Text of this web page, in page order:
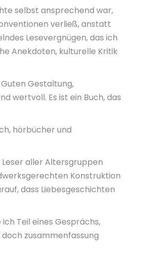
selbst ansprechend war,
verließ, anstatt
Lesevergnügen, das ich
Anekdoten, kulturelle Kritik
Gestaltung,
wertvoll. Es ist ein Buch, das
hörbücher und
aller Altersgruppen
Konstruktion
dass Liebesgeschichten
Teil eines Gesprächs,
zusammenfassung